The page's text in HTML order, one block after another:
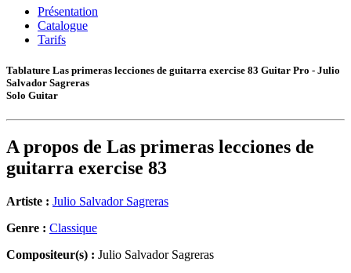
Présentation
Catalogue
Tarifs
Tablature Las primeras lecciones de guitarra exercise 83 Guitar Pro - Julio
Salvador Sagreras
Solo Guitar
A propos de Las primeras lecciones de
guitarra exercise 83
Artiste : Julio Salvador Sagreras
Genre : Classique
Compositeur(s) : Julio Salvador Sagreras